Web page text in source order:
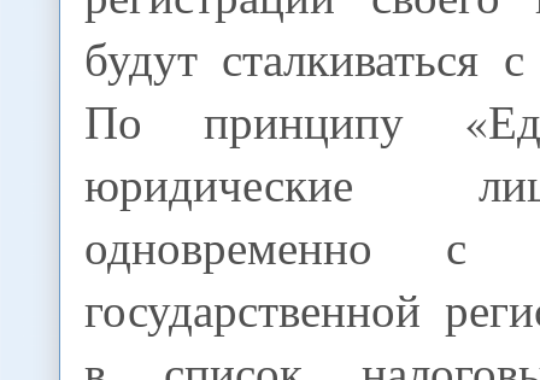
будут сталкиваться
По принципу
юридические
одновременно с
государственной